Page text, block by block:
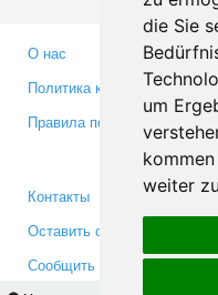
die Sie
um
weiter
О нас
Политика
Правила пользования
Контакты
Оставить отзыв
Сообщить об ошибке